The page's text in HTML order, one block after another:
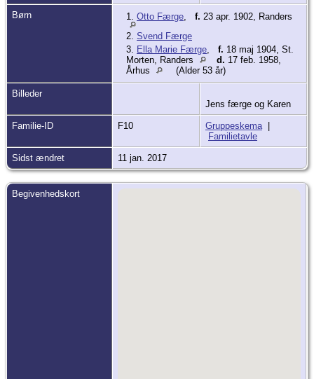
Børn 1. Otto Færge, f. 23 apr. 1902, Randers
2. Svend Færge
3. Ella Marie Færge, f. 18 maj 1904, St.
Morten, Randers
d. 17 feb. 1958,
Århus
(Alder 53 år)
Billeder
Jens færge og Karen
Familie-ID F10 Gruppeskema|
Familietavle
Sidst ændret 11 jan. 2017
Begivenhedskort